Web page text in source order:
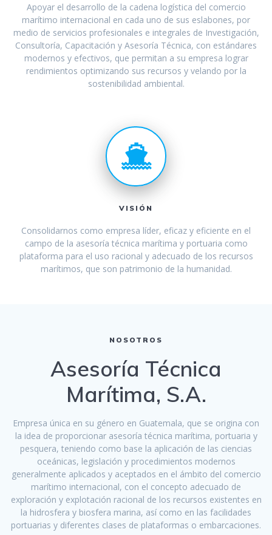
Apoyar el desarrollo de la cadena logística del comercio
marítimo internacional en cada uno de sus eslabones, por
medio de servicios profesionales e integrales de Investigación,
Consultoría, Capacitación y Asesoría Técnica, con estándares
modernos y efectivos, que permitan a su empresa lograr
rendimientos optimizando sus recursos y velando por la
sostenibilidad ambiental.
VISIÓN
Consolidarnos como empresa líder, eficaz y eficiente en el
campo de la asesoría técnica marítima y portuaria como
plataforma para el uso racional y adecuado de los recursos
marítimos, que son patrimonio de la humanidad.
NOSOTROS
Asesoría Técnica
Marítima, S.A.
Empresa única en su género en Guatemala, que se origina con
la idea de proporcionar asesoría técnica marítima, portuaria y
pesquera, teniendo como base la aplicación de las ciencias
oceánicas, legislación y procedimientos modernos
generalmente aplicados y aceptados en el ámbito del comercio
marítimo internacional, con el concepto adecuado de
exploración y explotación racional de los recursos existentes en
la hidrosfera y biosfera marina, así como en las facilidades
portuarias y diferentes clases de plataformas o embarcaciones.